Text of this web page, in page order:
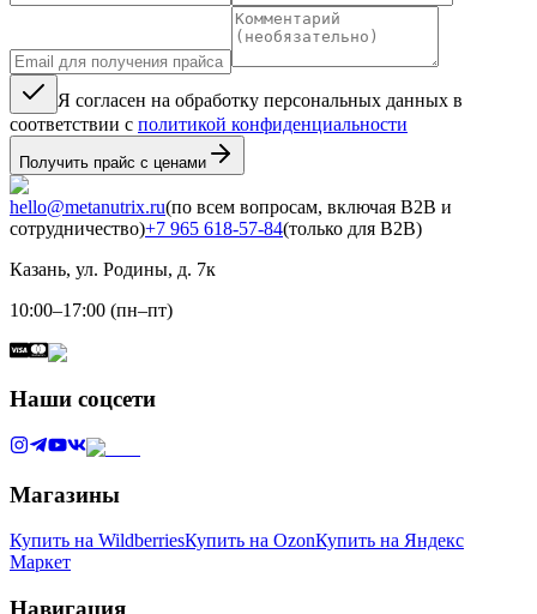
Я согласен на обработку персональных данных в
соответствии с политикой конфиденциальности
Получить прайс с ценами
hello@metanutrix.ru(по всем вопросам, включая B2B и
сотрудничество)+7 965 618-57-84(только для B2B)
Казань, ул. Родины, д. 7к
10:00–17:00 (пн–пт)
Наши соцсети
Магазины
Купить на WildberriesКупить на OzonКупить на Яндекс
Маркет
Навигация